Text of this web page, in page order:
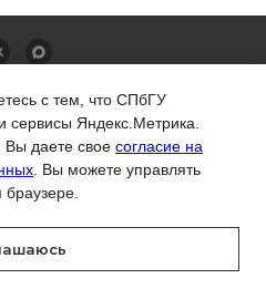
персональных данных
обработки
данных
государственный
2026
Санкт-Петербург,
набережная, д. 7–9
с тем, что СПбГУ
Яндекс.Метрика.
Вы даете свое согласие на
. Вы можете управлять